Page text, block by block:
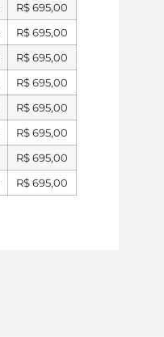
R$695,00
R$695,00
R$695,00
R$695,00
R$695,00
R$695,00
R$695,00
R$695,00